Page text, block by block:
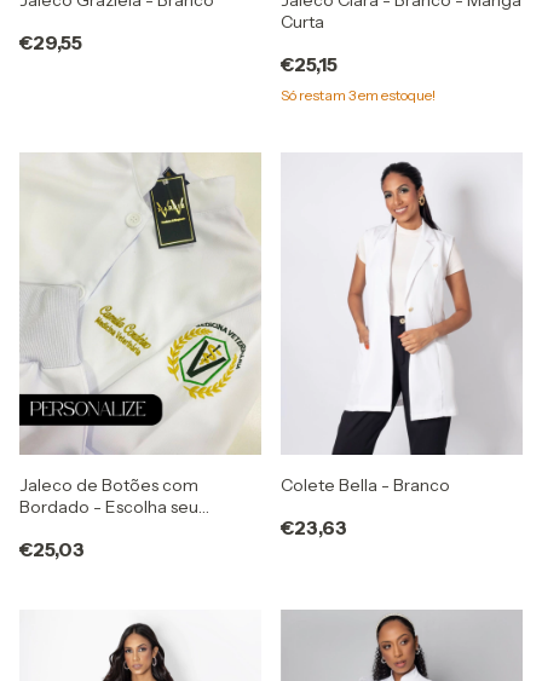
€29,55
Curta
€25,15
Só restam 3em estoque!
Jaleco de Botões com
Bordado - Escolha seu
€25,03
Colete Bella - Branco
€23,63